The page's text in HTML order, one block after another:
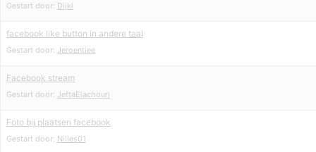
Gestart door: Dijki
facebook like button in andere taal
Gestart door: Jeroentiee
Facebook stream
Gestart door: JeftaElachouri
Foto bij plaatsen facebook
Gestart door: Nilles01